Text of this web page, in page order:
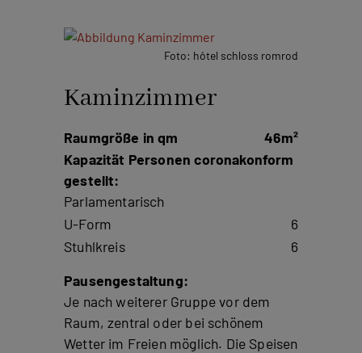
Foto: hôtel schloss romrod
Kaminzimmer
Raumgröße in qm
46m²
Kapazität Personen coronakonform
gestellt:
Parlamentarisch
U-Form
6
Stuhlkreis
6
Pausengestaltung:
Je nach weiterer Gruppe vor dem
Raum, zentral oder bei schönem
Wetter im Freien möglich. Die Speisen